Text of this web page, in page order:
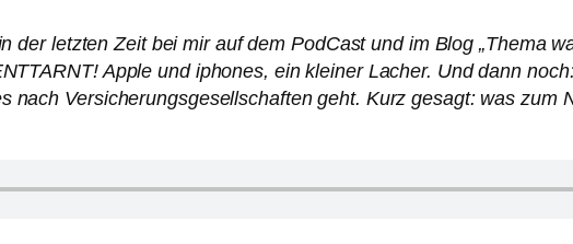
letzten Zeit bei mir auf dem PodCast und im Blog „Thema
Apple und iphones, ein kleiner Lacher. Und dann
Versicherungsgesellschaften geht. Kurz gesagt: was zum